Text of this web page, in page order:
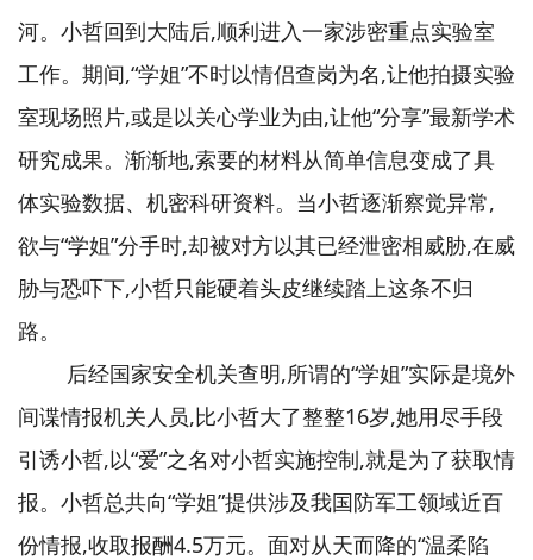
河。小哲回到大陆后,顺利进入一家涉密重点实验室
工作。期间,“学姐”不时以情侣查岗为名,让他拍摄实验
室现场照片,或是以关心学业为由,让他“分享”最新学术
研究成果。渐渐地,索要的材料从简单信息变成了具
体实验数据、机密科研资料。当小哲逐渐察觉异常,
欲与“学姐”分手时,却被对方以其已经泄密相威胁,在威
胁与恐吓下,小哲只能硬着头皮继续踏上这条不归
路。
后经国家安全机关查明,所谓的“学姐”实际是境外
间谍情报机关人员,比小哲大了整整16岁,她用尽手段
引诱小哲,以“爱”之名对小哲实施控制,就是为了获取情
报。小哲总共向“学姐”提供涉及我国防军工领域近百
份情报,收取报酬4.5万元。面对从天而降的“温柔陷